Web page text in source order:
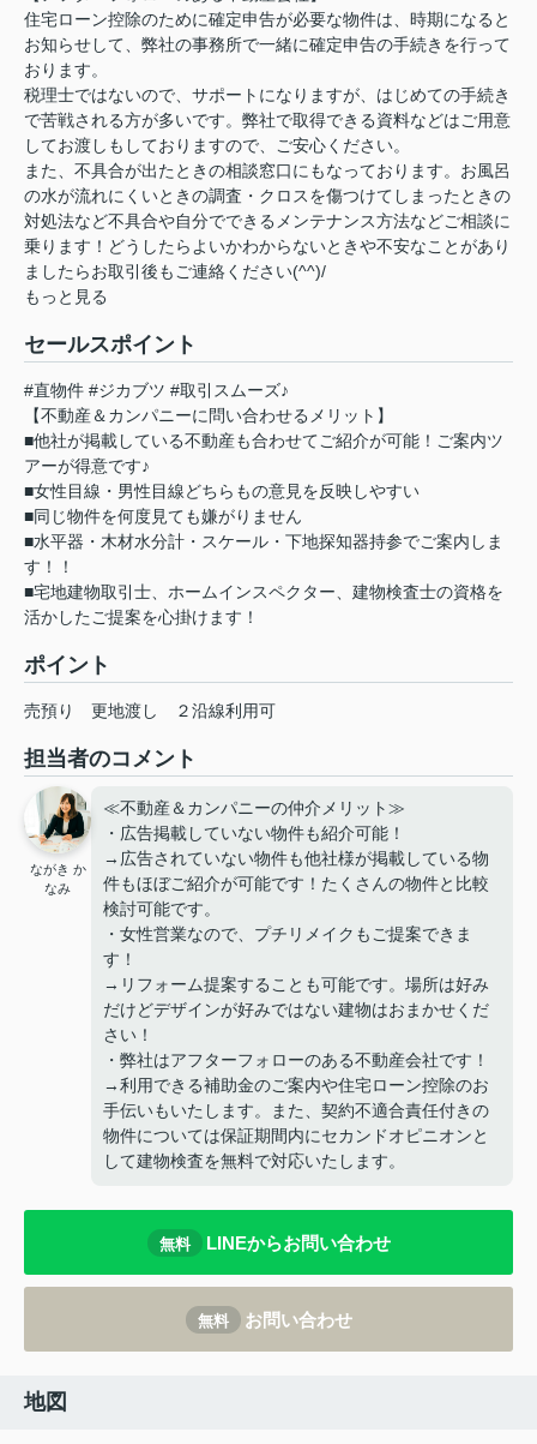
住宅ローン控除のために確定申告が必要な物件は、時期になると
お知らせして、弊社の事務所で一緒に確定申告の手続きを行って
おります。
税理士ではないので、サポートになりますが、はじめての手続き
で苦戦される方が多いです。弊社で取得できる資料などはご用意
してお渡しもしておりますので、ご安心ください。
また、不具合が出たときの相談窓口にもなっております。お風呂
の水が流れにくいときの調査・クロスを傷つけてしまったときの
対処法など不具合や自分でできるメンテナンス方法などご相談に
乗ります！どうしたらよいかわからないときや不安なことがあり
ましたらお取引後もご連絡ください(^^)/
もっと見る
セールスポイント
#直物件 #ジカブツ #取引スムーズ♪
【不動産＆カンパニーに問い合わせるメリット】
■他社が掲載している不動産も合わせてご紹介が可能！ご案内ツ
アーが得意です♪
■女性目線・男性目線どちらもの意見を反映しやすい
■同じ物件を何度見ても嫌がりません
■水平器・木材水分計・スケール・下地探知器持参でご案内しま
す！！
■宅地建物取引士、ホームインスペクター、建物検査士の資格を
活かしたご提案を心掛けます！
ポイント
売預り 更地渡し ２沿線利用可
担当者のコメント
ながき か
なみ
≪不動産＆カンパニーの仲介メリット≫
・広告掲載していない物件も紹介可能！
→広告されていない物件も他社様が掲載している物
件もほぼご紹介が可能です！たくさんの物件と比較
検討可能です。
・女性営業なので、プチリメイクもご提案できま
す！
→リフォーム提案することも可能です。場所は好み
だけどデザインが好みではない建物はおまかせくだ
さい！
・弊社はアフターフォローのある不動産会社です！
→利用できる補助金のご案内や住宅ローン控除のお
手伝いもいたします。また、契約不適合責任付きの
物件については保証期間内にセカンドオピニオンと
して建物検査を無料で対応いたします。
無料 LINEからお問い合わせ
無料 お問い合わせ
地図